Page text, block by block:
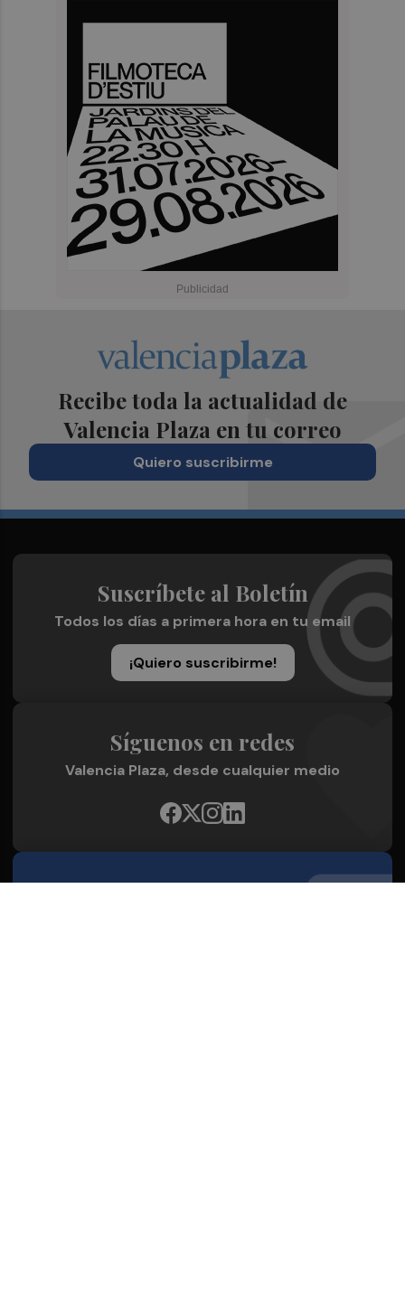
Recibe toda la actualidad de
Valencia Plaza en tu correo
Quiero suscribirme
Suscríbete al Boletín
Todos los días a primera hora en tu email
¡Quiero suscribirme!
Síguenos en redes
Valencia Plaza, desde cualquier medio
Quienes Somos